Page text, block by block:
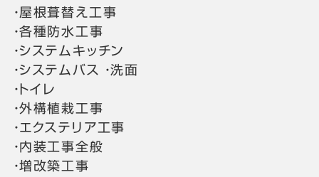
・屋根葺替え工事
・各種防水工事
・システムキッチン
・システムバス ・洗面
・トイレ
・外構植栽工事
・エクステリア工事
・内装工事全般
・増改築工事